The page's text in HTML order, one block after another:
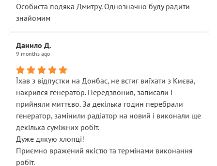
Особиста подяка Дмитру. Однозначно буду радити
знайомим
Данило Д.
9 months ago
Їхав з відпустки на Донбас, не встиг виїхати з Києва,
накрився генератор. Передзвонив, записали і
прийняли миттєво. За декілька годин перебрали
генератор, замінили радіатор на новий і виконали ще
декілька суміжних робіт.
Дуже дякую хлопці!
Приємно вражений якістю та термінами виконання
робіт.